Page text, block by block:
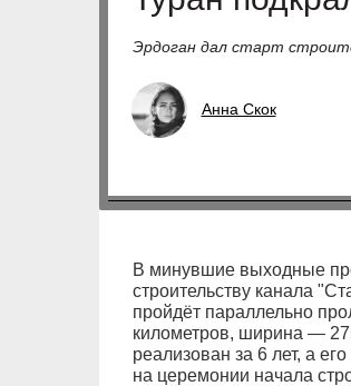
Эрдоган дал старт
Анна Скок
В минувшие выходные
строительству канала
пройдёт параллельно
километров, ширина —
реализован за 6 лет, а
на церемонии начала